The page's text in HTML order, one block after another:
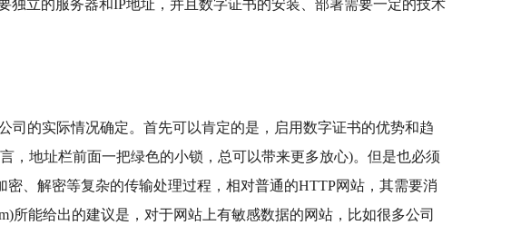
立的服务器和IP地址，并且数字证书的安装、部署需要一定的技术
的实际情况确定。首先可以肯定的是，启用数字证书的优势和趋
，地址栏前面一把绿色的小锁，总可以带来更多放心)。但是也必须
、解密等复杂的传输处理过程，相对普通的HTTP网站，其需要消
所能给出的建议是，对于网站上有敏感数据的网站，比如很多公司